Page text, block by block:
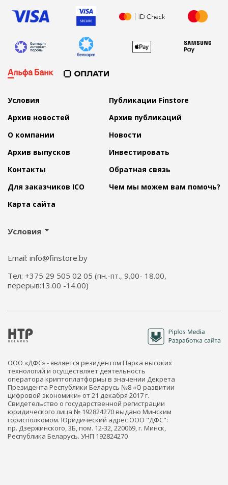
Условия
Публикации Finstore
Архив новостей
Архив публикаций
О компании
Новости
Архив выпусков
Инвестировать
Контакты
Обратная связь
Для заказчиков ICO
Чем мы можем вам помочь?
Карта сайта
Условия
Email: info@finstore.by
Тел: +375 29 505 02 05 (пн.-пт., 9.00- 18.00,
перерыв:13.00 -14.00)
ООО «ДФС» - является резидентом Парка высоких
технологий и осуществляет деятельность
оператора криптоплатформы в значении Декрета
Президента Республики Беларусь №8 «О развитии
цифровой экономики» от 21 декабря 2017 г.
Свидетельство о государственной регистрации
юридического лица № 192824270 выдано Минским
горисполкомом. Юридический адрес ООО "ДФС":
пр. Дзержинского, 3Б, пом. 12-32, 220069, г. Минск,
Республика Беларусь. УНП 192824270